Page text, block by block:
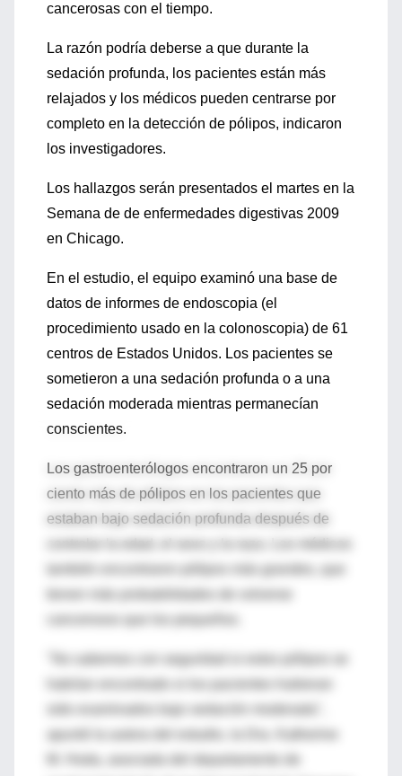
cancerosas con el tiempo.
La razón podría deberse a que durante la
sedación profunda, los pacientes están más
relajados y los médicos pueden centrarse por
completo en la detección de pólipos, indicaron
los investigadores.
Los hallazgos serán presentados el martes en la
Semana de de enfermedades digestivas 2009
en Chicago.
En el estudio, el equipo examinó una base de
datos de informes de endoscopia (el
procedimiento usado en la colonoscopia) de 61
centros de Estados Unidos. Los pacientes se
sometieron a una sedación profunda o a una
sedación moderada mientras permanecían
conscientes.
Los gastroenterólogos encontraron un 25 por
ciento más de pólipos en los pacientes que
estaban bajo sedación profunda después de
cancerosos que los pequeños.
"No sabemos con seguridad si estos pólipos se
apuntó la autora del estudio, la Dra. Katherine